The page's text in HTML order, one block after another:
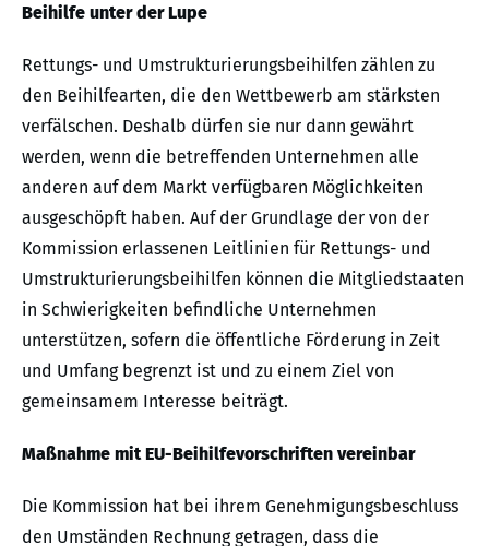
Beihilfe unter der Lupe
Rettungs- und Umstrukturierungsbeihilfen zählen zu
den Beihilfearten, die den Wettbewerb am stärksten
verfälschen. Deshalb dürfen sie nur dann gewährt
werden, wenn die betreffenden Unternehmen alle
anderen auf dem Markt verfügbaren Möglichkeiten
ausgeschöpft haben. Auf der Grundlage der von der
Kommission erlassenen Leitlinien für Rettungs- und
Umstrukturierungsbeihilfen können die Mitgliedstaaten
in Schwierigkeiten befindliche Unternehmen
unterstützen, sofern die öffentliche Förderung in Zeit
und Umfang begrenzt ist und zu einem Ziel von
gemeinsamem Interesse beiträgt.
Maßnahme mit EU-Beihilfevorschriften vereinbar
Die Kommission hat bei ihrem Genehmigungsbeschluss
den Umständen Rechnung getragen, dass die